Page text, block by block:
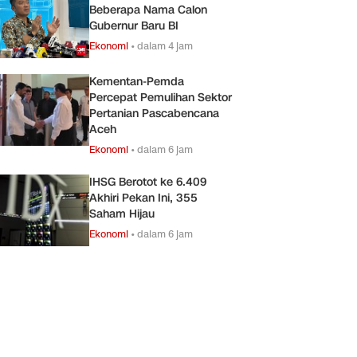
Beberapa Nama Calon
Gubernur Baru BI
Ekonomi •dalam 4 jam
Kementan-Pemda
Percepat Pemulihan Sektor
Pertanian Pascabencana
Aceh
Ekonomi •dalam 6 jam
IHSG Berotot ke 6.409
Akhiri Pekan Ini, 355
Saham Hijau
Ekonomi •dalam 6 jam